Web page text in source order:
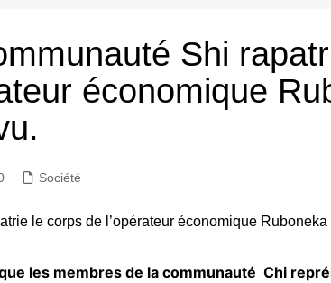
Shi
économique
Société
les membres de la communauté Chi